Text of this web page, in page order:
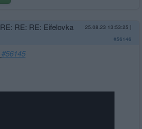
RE: RE: RE: Eifelovka 25.08.23 13:53:25 |
#56146
#56145